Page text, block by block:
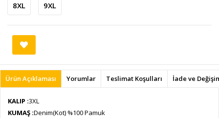
8XL 9XL
Ürün Açıklaması Yorumlar Teslimat Koşulları İade ve
KALIP :3XL
KUMAŞ :Denim(Kot) %100 Pamuk